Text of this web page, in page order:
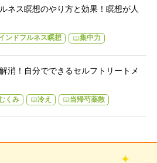
ネス瞑想のやり方と効果！瞑想が人
ンドフルネス瞑想 集中力
消！自分でできるセルフトリートメ
くみ 冷え 当帰芍薬散